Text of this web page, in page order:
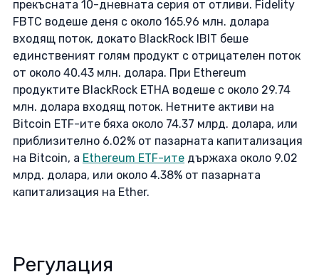
прекъсната 10-дневната серия от отливи. Fidelity
FBTC водеше деня с около 165.96 млн. долара
входящ поток, докато BlackRock IBIT беше
единственият голям продукт с отрицателен поток
от около 40.43 млн. долара. При Ethereum
продуктите BlackRock ETHA водеше с около 29.74
млн. долара входящ поток. Нетните активи на
Bitcoin ETF-ите бяха около 74.37 млрд. долара, или
приблизително 6.02% от пазарната капитализация
на Bitcoin, а Ethereum ETF-ите държаха около 9.02
млрд. долара, или около 4.38% от пазарната
капитализация на Ether.
Регулация